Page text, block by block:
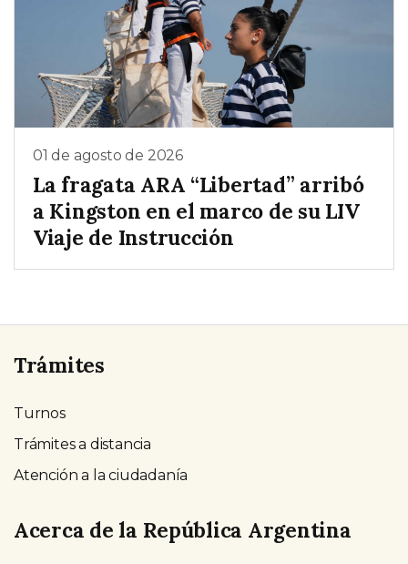
01 de agosto de 2026
La fragata ARA “Libertad” arribó
a Kingston en el marco de su LIV
Viaje de Instrucción
Trámites
Turnos
Trámites a distancia
Atención a la ciudadanía
Acerca de la República Argentina